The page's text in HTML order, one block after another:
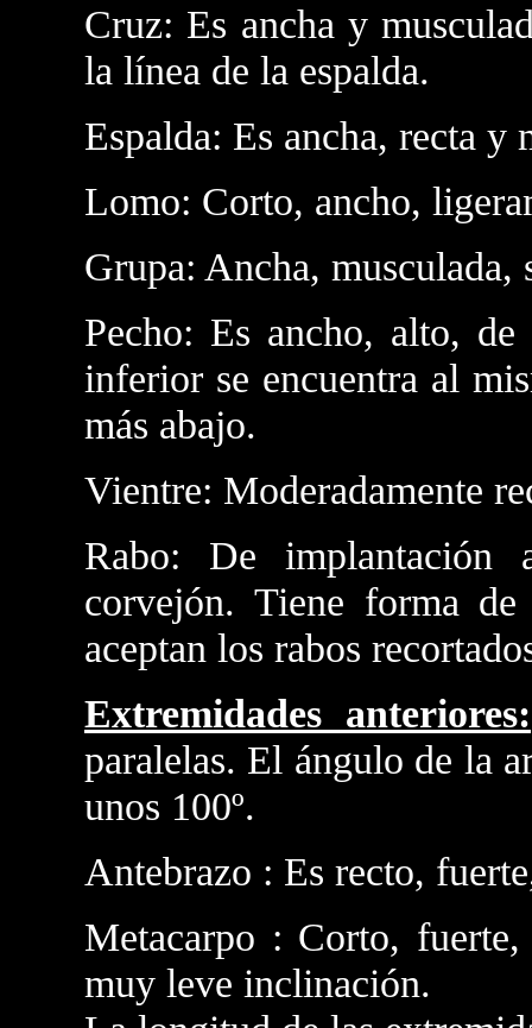
Cruz: Es ancha y
la línea de la espalda.
Espalda: Es ancha, recta y
Lomo: Corto, ancho,
Grupa: Ancha,
Pecho: Es ancho, alto,
inferior se encuentra al
más abajo.
Vientre: Moderadamente
Rabo: De implantación
corvejón. Tiene forma
aceptan los rabos
Extremidades anteriores:
paralelas. El ángulo de la
unos 100º.
Antebrazo : Es recto,
Metacarpo : Corto,
muy leve inclinación.